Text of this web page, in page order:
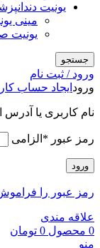
یونیت
مینی
یونیت
جستجو
ورود / ثبت نام
ورود ایجاد حساب
نام کاربری یا آدرس
رمز عبور * الزامی
ورود
رمز عبور را
علاقه مندی
0 محصول 0 تومان
منو